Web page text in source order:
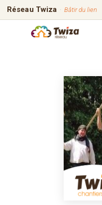
Réseau Twiza · Bâtir du lien